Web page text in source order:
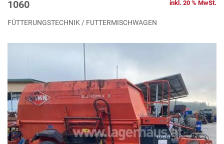
1060
inkl. 20 % MwSt.
FÜTTERUNGSTECHNIK / FUTTERMISCHWAGEN